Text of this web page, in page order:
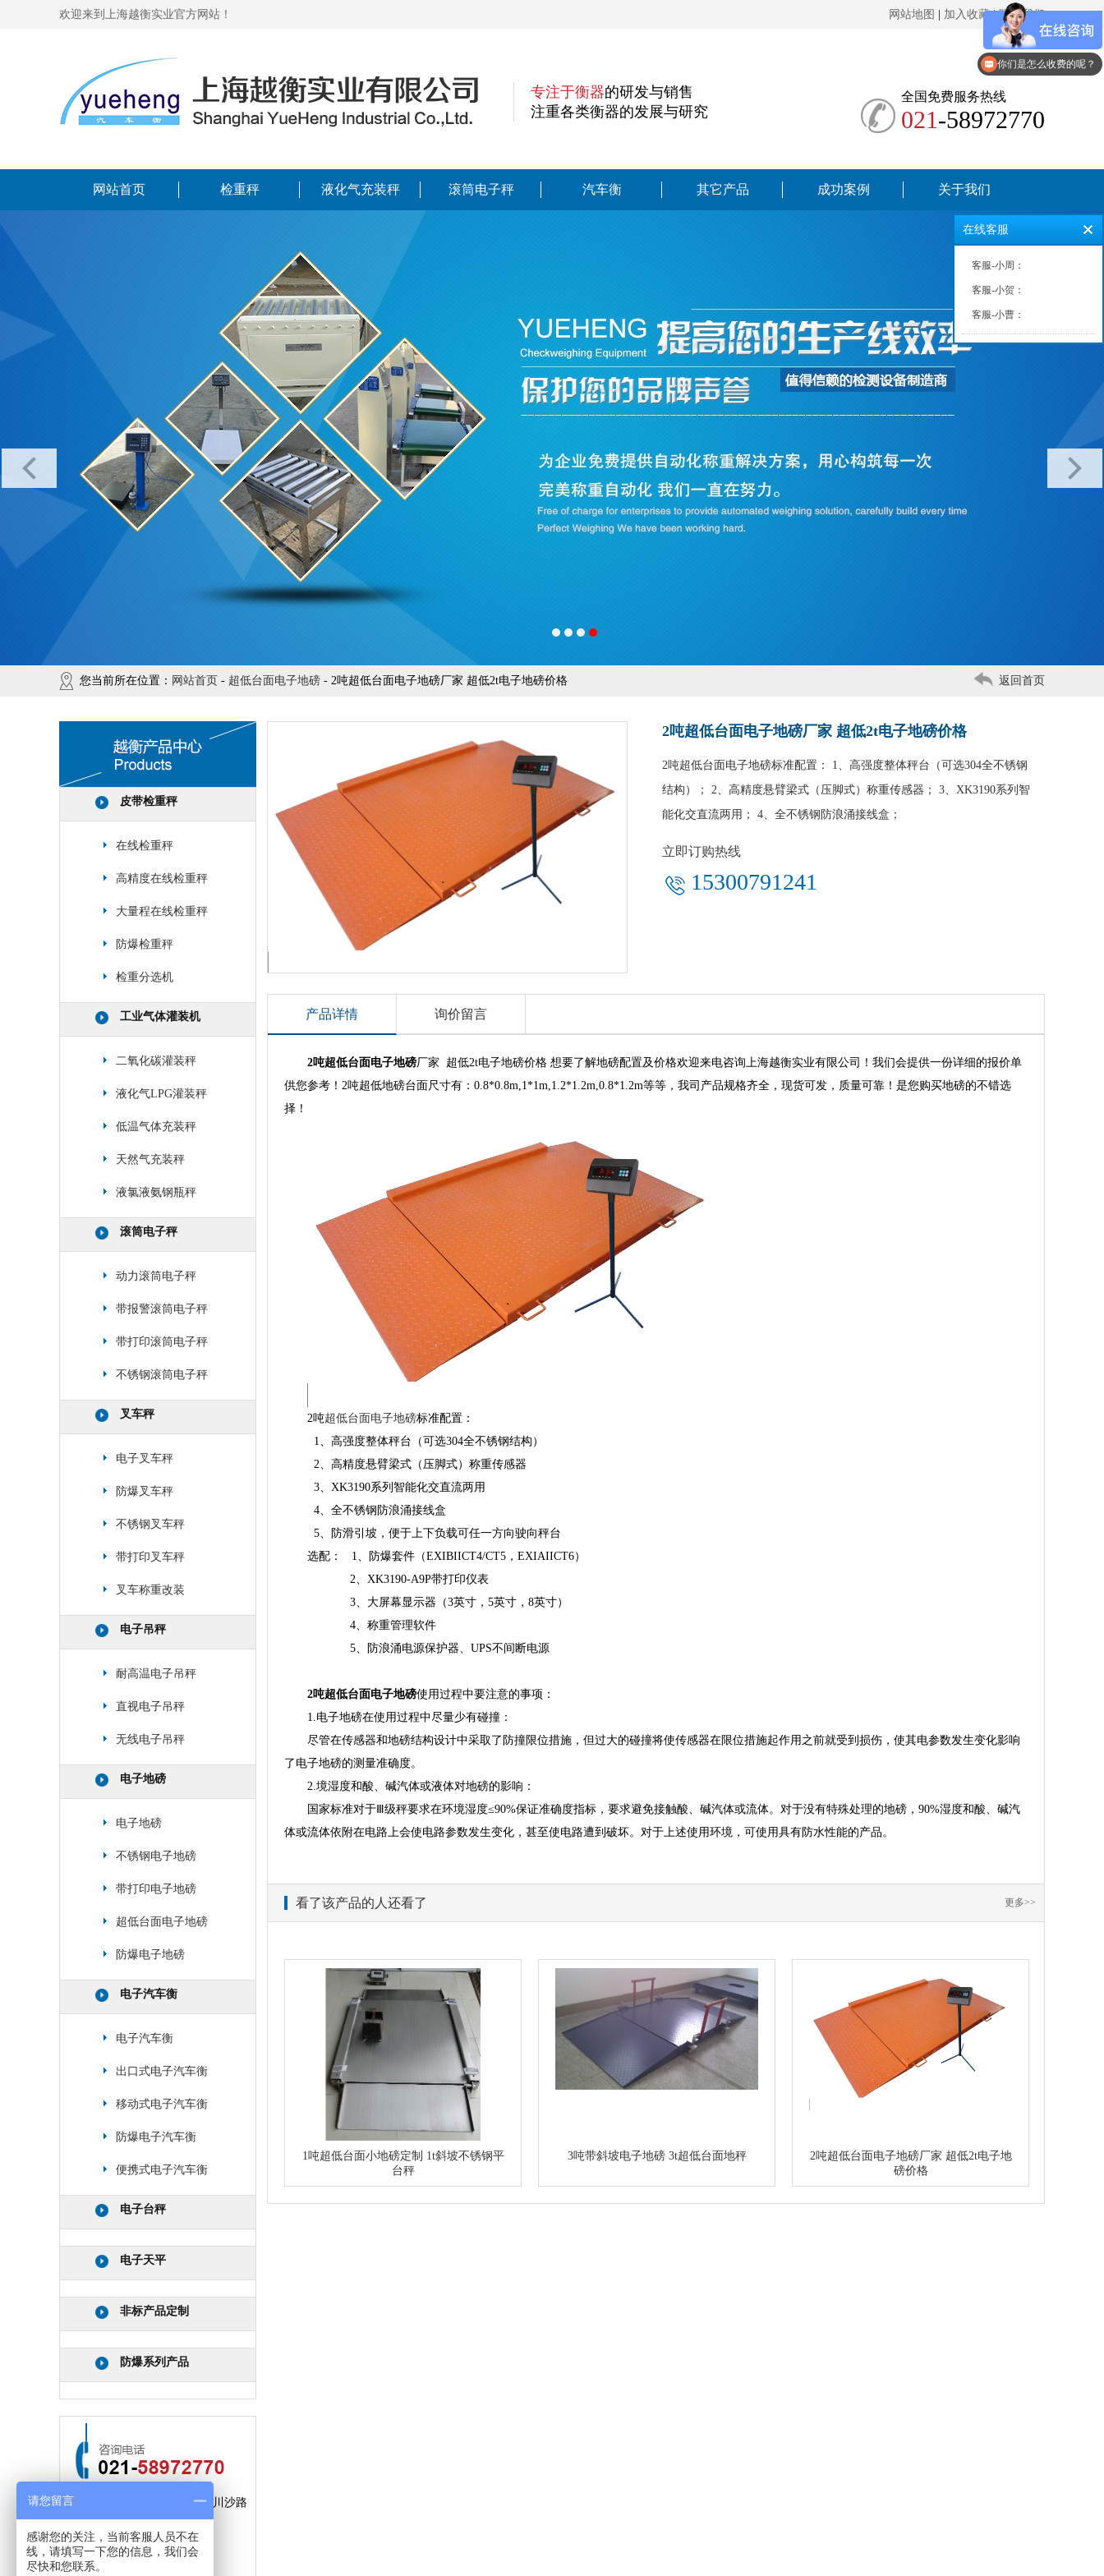
欢迎来到上海越衡实业官方网站！ 网站地图 加入收藏|联系我们
专注于衡器的研发与销售
注重各类衡器的发展与研究
全国免费服务热线
021-58972770
网站首页 检重秤 液化气充装秤 滚筒电子秤 汽车衡 其它产品 成功案例 关于我们
您当前所在位置： 网站首页 - 超低台面电子地磅 - 2吨超低台面电子地磅厂家 超低2t电子地磅价格 返回首页
皮带检重秤
在线检重秤
高精度在线检重秤
大量程在线检重秤
防爆检重秤
检重分选机
工业气体灌装机
二氧化碳灌装秤
液化气LPG灌装秤
低温气体充装秤
天然气充装秤
液氯液氨钢瓶秤
滚筒电子秤
动力滚筒电子秤
带报警滚筒电子秤
带打印滚筒电子秤
不锈钢滚筒电子秤
叉车秤
电子叉车秤
防爆叉车秤
不锈钢叉车秤
带打印叉车秤
叉车称重改装
电子吊秤
耐高温电子吊秤
直视电子吊秤
无线电子吊秤
电子地磅
电子地磅
不锈钢电子地磅
带打印电子地磅
超低台面电子地磅
防爆电子地磅
电子汽车衡
电子汽车衡
出口式电子汽车衡
移动式电子汽车衡
防爆电子汽车衡
便携式电子汽车衡
电子台秤
电子天平
非标产品定制
防爆系列产品
公司地址：上海市浦东新区川沙路
手机：15300791241
2吨超低台面电子地磅厂家 超低2t电子地磅价格
2吨超低台面电子地磅标准配置： 1、高强度整体秤台（可选304全不锈钢
结构）； 2、高精度悬臂梁式（压脚式）称重传感器； 3、XK3190系列智
能化交直流两用； 4、全不锈钢防浪涌接线盒；
立即订购热线
15300791241​
产品详情 询价留言
2吨超低台面电子地磅厂家 超低2t电子地磅价格 想要了解地磅配置及价格欢迎来电咨询上海越衡实业有限公司！我们会提供一份详细的报价单
供您参考！2吨超低地磅台面尺寸有：0.8*0.8m,1*1m,1.2*1.2m,0.8*1.2m等等，我司产品规格齐全，现货可发，质量可靠！是您购买地磅的不错选
择！
2吨超低台面电子地磅标准配置：
1、高强度整体秤台（可选304全不锈钢结构）
2、高精度悬臂梁式（压脚式）称重传感器
3、XK3190系列智能化交直流两用
4、全不锈钢防浪涌接线盒
5、防滑引坡，便于上下负载可任一方向驶向秤台
选配： 1、防爆套件（EXIBIICT4/CT5，EXIAIICT6）
2、XK3190-A9P带打印仪表
3、大屏幕显示器（3英寸，5英寸，8英寸）
4、称重管理软件
5、防浪涌电源保护器、UPS不间断电源
2吨超低台面电子地磅使用过程中要注意的事项：
1.电子地磅在使用过程中尽量少有碰撞：
尽管在传感器和地磅结构设计中采取了防撞限位措施，但过大的碰撞将使传感器在限位措施起作用之前就受到损伤，使其电参数发生变化影响
了电子地磅的测量准确度。
2.境湿度和酸、碱汽体或液体对地磅的影响：
国家标准对于Ⅲ级秤要求在环境湿度≤90%保证准确度指标，要求避免接触酸、碱汽体或流体。对于没有特殊处理的地磅，90%湿度和酸、碱汽
体或流体依附在电路上会使电路参数发生变化，甚至使电路遭到破坏。对于上述使用环境，可使用具有防水性能的产品。
更多>>
看了该产品的人还看了
1吨超低台面小地磅定制 1t斜坡不锈钢平
台秤
3吨带斜坡电子地磅 3t超低台面地秤
2吨超低台面电子地磅厂家 超低2t电子地
磅价格
在线客服
客服-小周：
客服-小贺：
客服-小曹：
你们是怎么收费的呢？
现在有优惠活动么？
请您留言
感谢您的关注，当前客服人员不在
线，请填写一下您的信息，我们会
尽快和您联系。